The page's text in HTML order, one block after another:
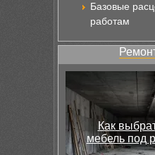
Базовые
работам
Как
мебель под